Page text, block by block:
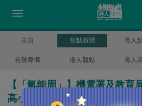
主頁 焦點新聞 港人
有聲專欄 港人觀點 港人
【「氫能周」】機電署及教育
高小生展現新能源技術：認識